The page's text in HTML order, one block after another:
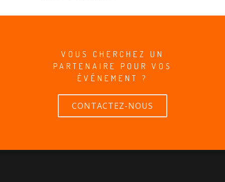
VOUS CHERCHEZ UN
PARTENAIRE POUR VOS
ÉVÉNEMENT ?
CONTACTEZ-NOUS